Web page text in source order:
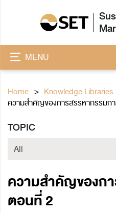
MENU
Home Knowledge Libraries
ความสำคัญของการสรรหากรรมก
TOPIC
ความสำคัญของก
ตอนที่ 2